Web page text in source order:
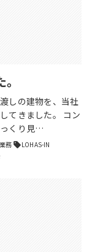
しの建物を、当社
てきました。 コン
くり見…
務 sellLOHAS-IN